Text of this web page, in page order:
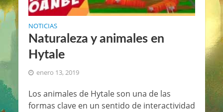
NOTICIAS
Naturaleza y animales en
Hytale
enero 13, 2019
Los animales de Hytale son una de las
formas clave en un sentido de interactividad